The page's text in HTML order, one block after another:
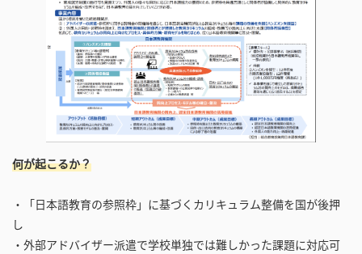
何が起こるか？
・「日本語教育の参照枠」に基づくカリキュラム整備を国が後押
し
・外部アドバイザー派遣で学校単独では難しかった課題に対応可